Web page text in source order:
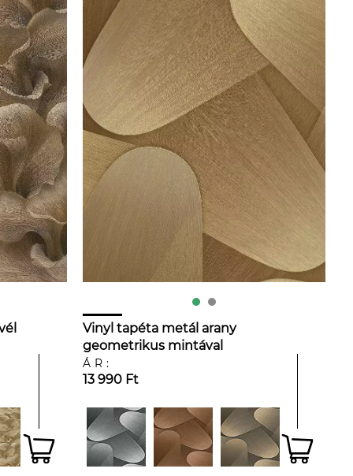
Vinyl tapéta metál arany
geometrikus mintával
ÁR:
13 990 Ft